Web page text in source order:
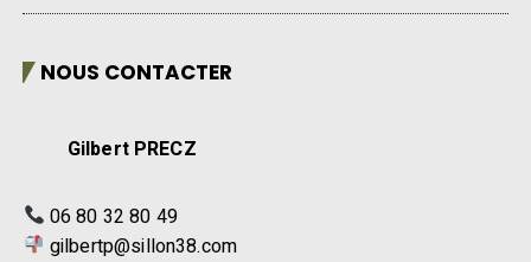
NOUS CONTACTER
Gilbert PRECZ
06 80 32 80 49
gilbertp@sillon38.com